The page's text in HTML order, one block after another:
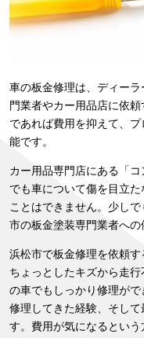
車の板金修理は、ディー
門業者やカー用品店に依
であれば費用を抑えて、
能です。
カー用品専門店にある「
でも車について傷を目立
ことはできません。少し
市の板金塗装専門業者への
浜松市で板金修理を依頼す
ちょっとしたキズから走
の車でもしっかり修理が
修理してきた経験、そし
す。費用が気になるという